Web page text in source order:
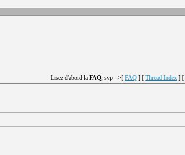
Lisez d'abord la FAQ, svp =>[ FAQ ] [ Thread Index ] [